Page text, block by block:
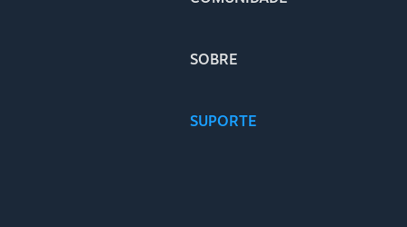
SOBRE
SUPORTE